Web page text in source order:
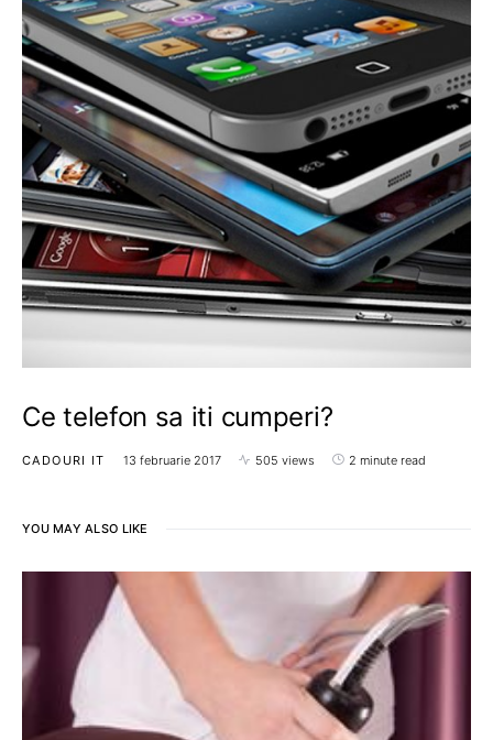
Ce telefon sa iti cumperi?
CADOURI IT 13 februarie 2017 505 views 2 minute read
YOU MAY ALSO LIKE